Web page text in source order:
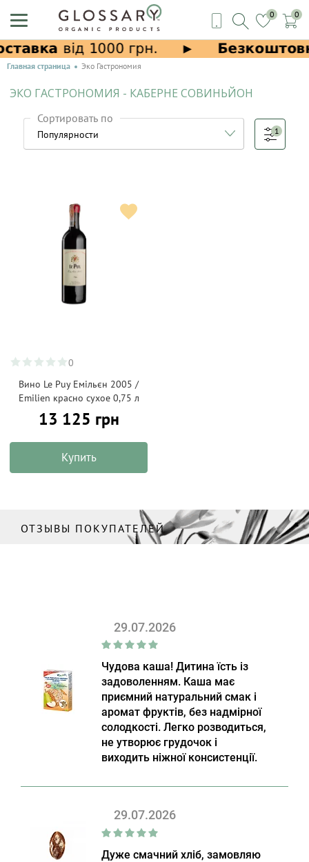
0 0
Главная страница Эко Гастрономия
ЭКО ГАСТРОНОМИЯ - КАБЕРНЕ СОВИНЬЙОН
Сортировать по
1
0
Вино Le Puy Емільєн 2005 /
Emilien красно сухое 0,75 л
13 125 грн
Купить
ОТЗЫВЫ ПОКУПАТЕЛЕЙ
29.07.2026
Чудова каша! Дитина їсть із
задоволенням. Каша має
приємний натуральний смак і
аромат фруктів, без надмірної
солодкості. Легко розводиться,
не утворює грудочок і
виходить ніжної консистенції.
29.07.2026
Дуже смачний хліб, замовляю